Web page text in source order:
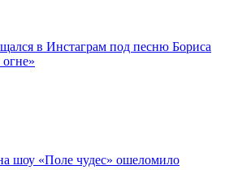
в Инстаграм под песню Бориса
шоу «Поле чудес» ошеломило